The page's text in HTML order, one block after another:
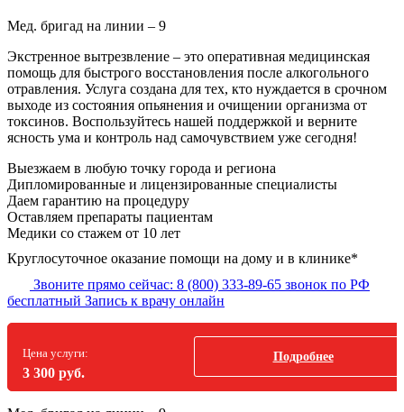
Мед. бригад на линии – 9
Экстренное вытрезвление – это оперативная медицинская
помощь для быстрого восстановления после алкогольного
отравления. Услуга создана для тех, кто нуждается в срочном
выходе из состояния опьянения и очищении организма от
токсинов. Воспользуйтесь нашей поддержкой и верните
ясность ума и контроль над самочувствием уже сегодня!
Выезжаем в любую точку города и региона
Дипломированные и лицензированные специалисты
Даем гарантию на процедуру
Оставляем препараты пациентам
Медики со стажем от 10 лет
Круглосуточное оказание помощи на дому и в клинике*
Звоните прямо сейчас: 8 (800) 333-89-65 звонок по РФ
бесплатный Запись к врачу онлайн
Цена услуги:
3 300 руб.
Подробнее